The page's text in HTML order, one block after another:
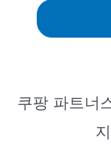
쿠팡 파트너